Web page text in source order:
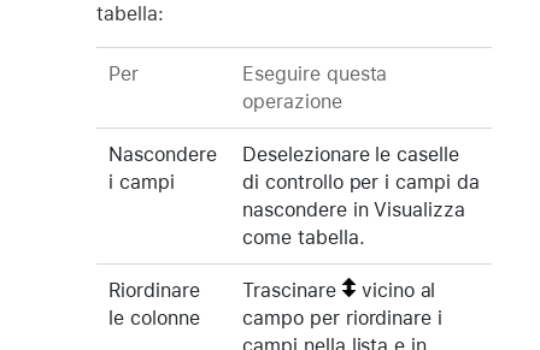
tabella:
Per
Eseguire questa
operazione
Nascondere
i campi
Deselezionare le caselle
di controllo per i campi da
nascondere in Visualizza
come tabella.
Riordinare
le colonne
Trascinare
vicino al
campo per riordinare i